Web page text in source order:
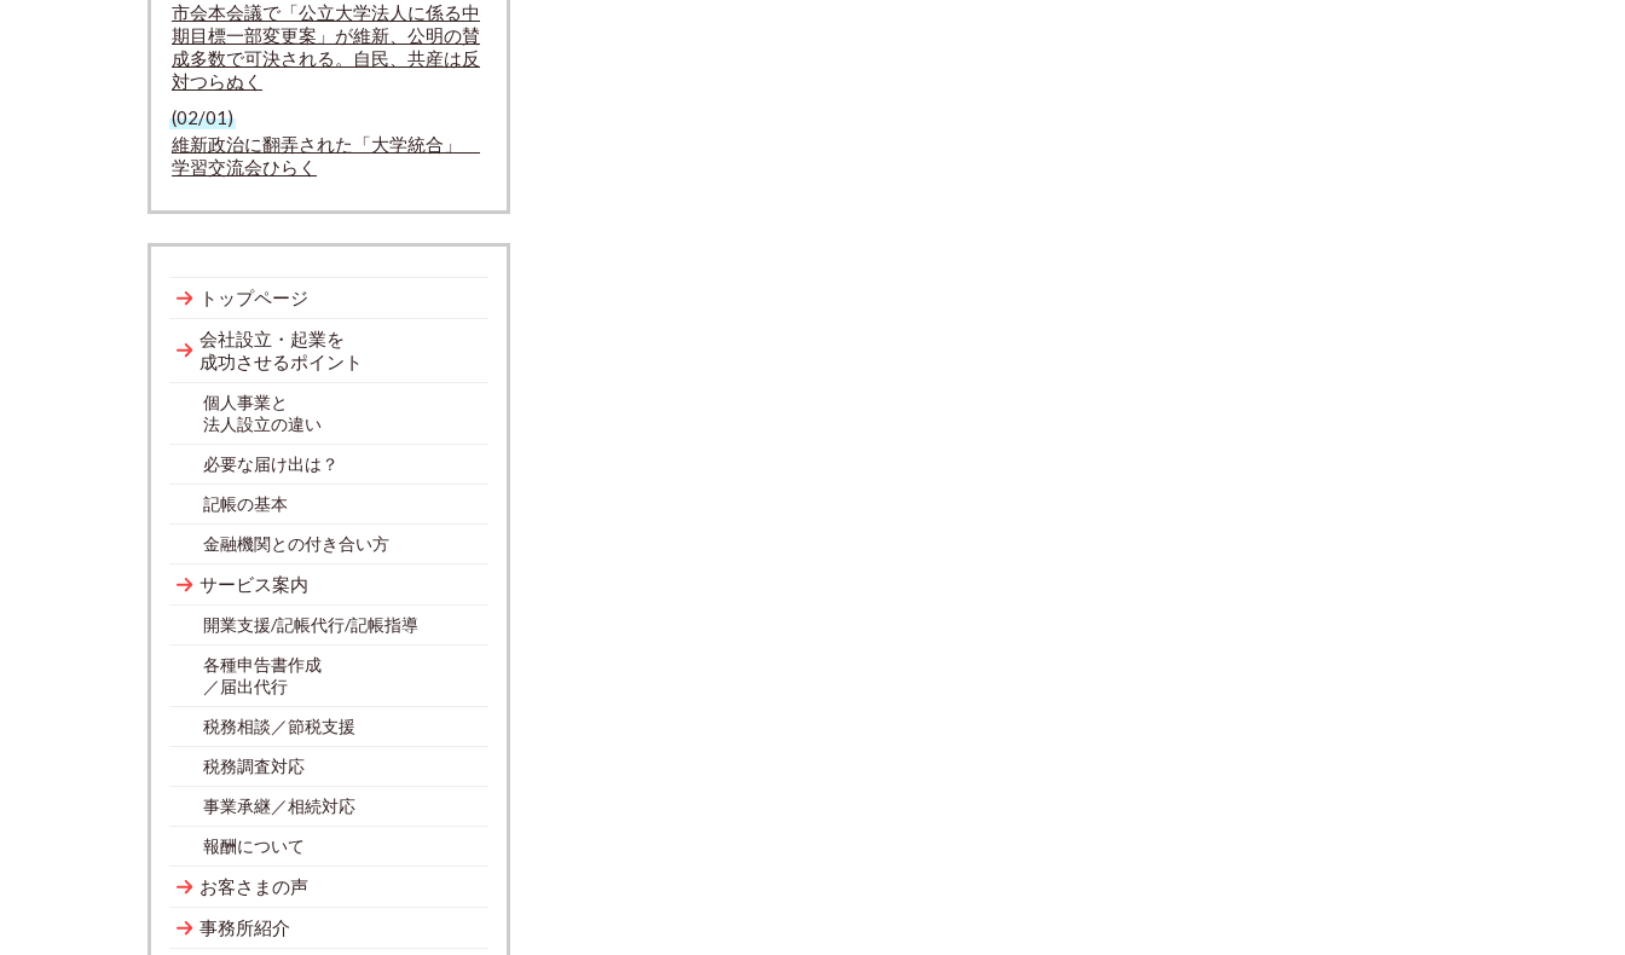
市会本会議で「公立大学法人に係る中
期目標一部変更案」が維新、公明の賛
成多数で可決される。自民、共産は反
対つらぬく
(02/01)
維新政治に翻弄された「大学統合」
学習交流会ひらく
トップページ
会社設立・起業を
成功させるポイント
個人事業と
法人設立の違い
必要な届け出は？
記帳の基本
金融機関との付き合い方
サービス案内
開業支援/記帳代行/記帳指導
各種申告書作成
／届出代行
税務相談／節税支援
税務調査対応
事業承継／相続対応
報酬について
お客さまの声
事務所紹介